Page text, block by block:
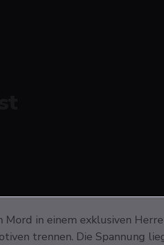
in einem exklusiven
trennen. Die Spannung